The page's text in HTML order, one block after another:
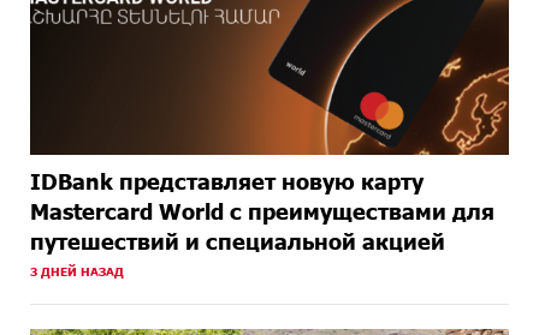
IDBank представляет новую карту
Mastercard World с преимуществами для
путешествий и специальной акцией
3 ДНЕЙ НАЗАД